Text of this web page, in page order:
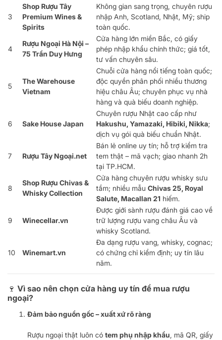
3
Shop Rượu Tây
Premium Wines &
Spirits
Không gian sang trọng, chuyên rượu
nhập Anh, Scotland, Nhật, Mỹ; ship
toàn quốc.
4
Rượu Ngoại Hà Nội –
75 Trần Duy Hưng
Cửa hàng lớn miền Bắc, có giấy
phép nhập khẩu chính thức; giá tốt,
tư vấn chuyên sâu.
5
The Warehouse
Vietnam
Chuỗi cửa hàng nổi tiếng toàn quốc;
độc quyền phân phối nhiều thương
hiệu châu Âu; chuyên phục vụ nhà
hàng và quà biếu doanh nghiệp.
6 Sake House Japan
Chuyên rượu Nhật cao cấp như
Hakushu, Yamazaki, Hibiki, Nikka;
dịch vụ gói quà biếu chuẩn Nhật.
7 Rượu Tây Ngoại.net
Bán lẻ online uy tín; hỗ trợ kiểm tra
tem thật – mã vạch; giao nhanh 2h
tại TP.HCM.
8
Shop Rượu Chivas &
Whisky Collection
Cửa hàng chuyên rượu whisky sưu
tầm; nhiều mẫu Chivas 25, Royal
Salute, Macallan 21 hiếm.
9 Winecellar.vn
Được giới sành rượu đánh giá cao về
trữ lượng rượu vang châu Âu và
whisky Scotland.
10 Winemart.vn
Đa dạng rượu vang, whisky, cognac;
có chứng chỉ kiểm định; uy tín lâu
năm.
🍷 Vì sao nên chọn cửa hàng uy tín để mua rượu
ngoại?
Đảm bảo nguồn gốc – xuất xứ rõ ràng
Rượu ngoại thật luôn có tem phụ nhập khẩu, mã QR, giấy